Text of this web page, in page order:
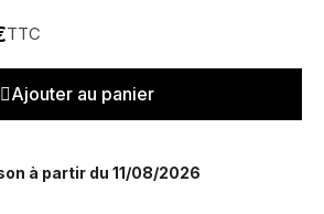
TTC
Ajouter au panier
à partir du 11/08/2026